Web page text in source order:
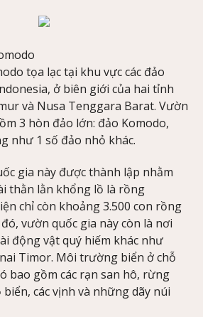
tọa lạc tại khu vực các đảo
ở biên giới của hai tỉnh
và Nusa Tenggara Barat. Vườn
3 hòn đảo lớn: đảo Komodo,
như 1 số đảo nhỏ khác.
gia này được thành lập nhằm
thằn lằn khổng lồ là rồng
chỉ còn khoảng 3.500 con rồng
vườn quốc gia này còn là nơi
động vật quý hiếm khác như
Timor. Môi trường biển ở chỗ
bao gồm các rạn san hô, rừng
các vịnh và những dãy núi